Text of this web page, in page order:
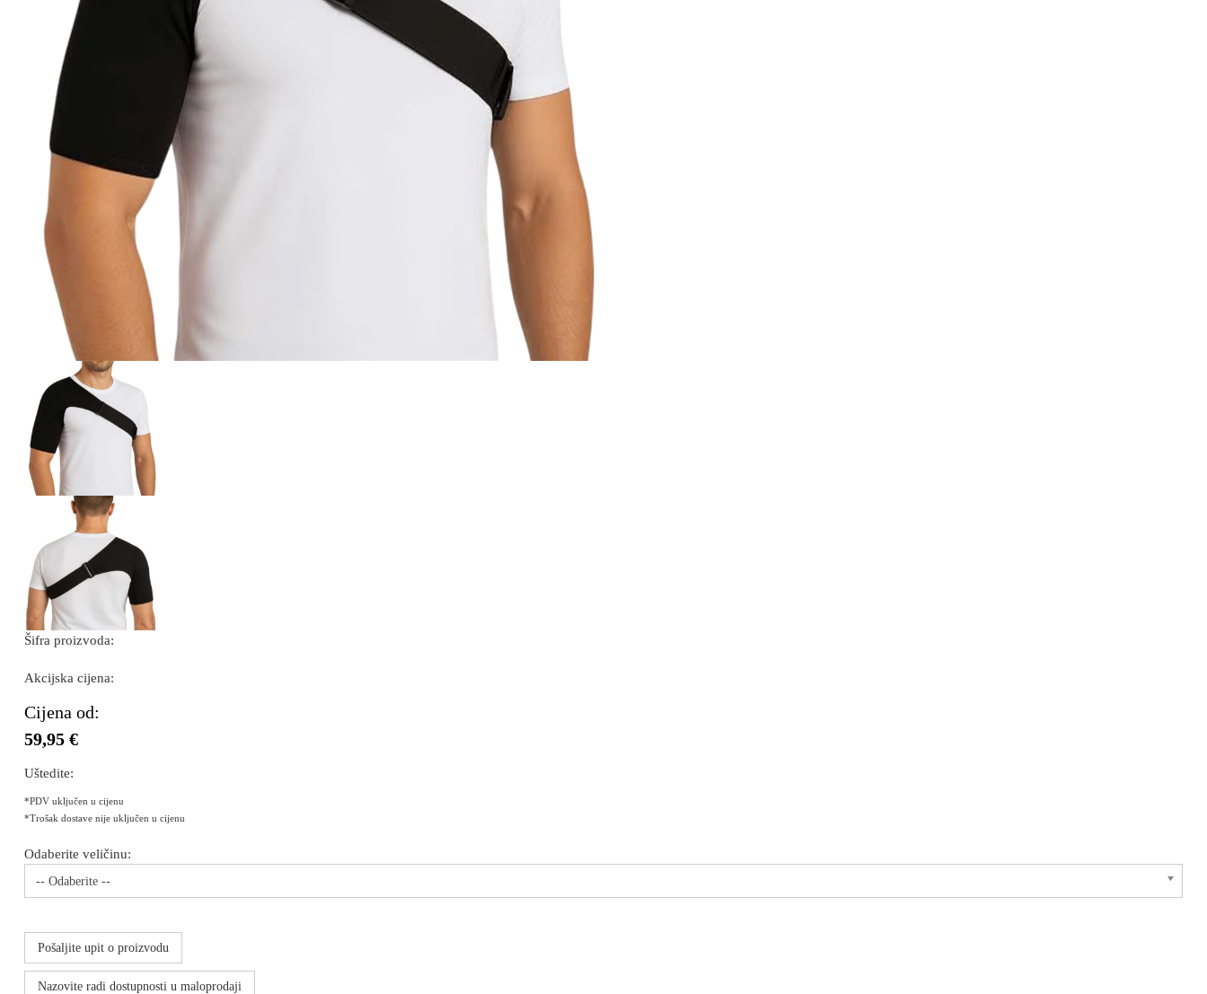
Šifra proizvoda:
Akcijska cijena:
Cijena od:
59,95 €
Uštedite:
*PDV uključen u cijenu
*Trošak dostave nije uključen u cijenu
Odaberite veličinu:
-- Odaberite --
Pošaljite upit o proizvodu
Nazovite radi dostupnosti u maloprodaji